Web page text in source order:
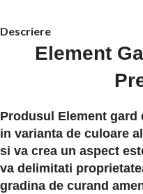
Descriere
Element
Produsul Element gard
in varianta de culoare
si va crea un aspect
va delimitati
gradina de curand